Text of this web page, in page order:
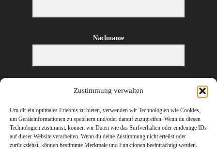
Zustimmung verwalten
Um dir ein optimales Erlebnis zu bieten, verwenden wir Technologien wie Cookies,
um Geräteinformationen zu speichern und/oder darauf zuzugreifen. Wenn du diesen
Technologien zustimmst, können wir Daten wie das Surfverhalten oder eindeutige IDs
auf dieser Website verarbeiten. Wenn du deine Zustimmung nicht erteilst oder
zurückziehst, können bestimmte Merkmale und Funktionen beeinträchtigt werden.
Nachname
E-Mail-Adresse
ANMELDEN